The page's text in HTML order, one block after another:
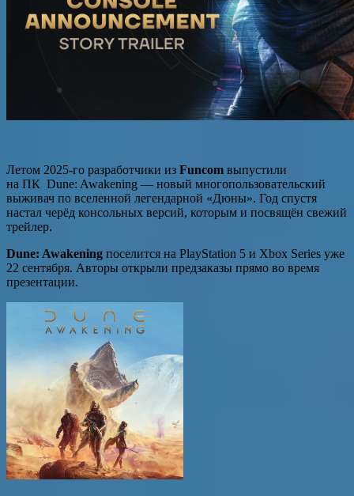
Летом 2025-го разработчики из Funcom выпустили
на ПК Dune: Awakening — новый многопользовательский
выживач по вселенной легендарной «Дюны». Год спустя
настал черёд консольных версий, которым и посвящён свежий
трейлер.
Dune: Awakening поселится на PlayStation 5 и Xbox Series уже
22 сентября. Авторы открыли предзаказы прямо во время
презентации.